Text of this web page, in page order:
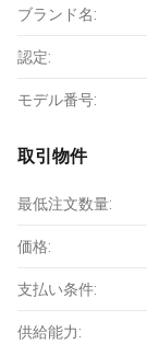
ブランド名:
認定:
モデル番号:
取引物件
最低注文数量:
価格:
支払い条件:
供給能力: